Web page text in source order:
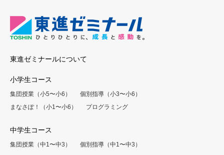
東進ゼミナールについて
小学生コース
集団授業（小5〜小6）
個別指導（小3〜小6）
まなさぽ！（小1〜小6）
プログラミング
中学生コース
集団授業（中1〜中3） 個別指導（中1〜中3）